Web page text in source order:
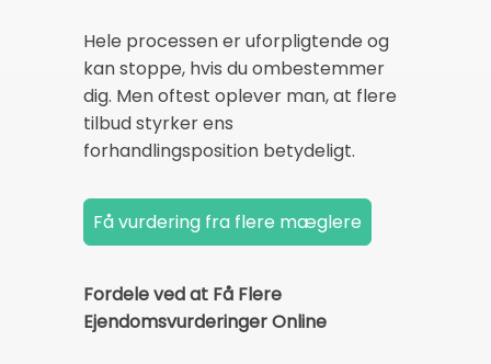
Hele processen er uforpligtende og
kan stoppe, hvis du ombestemmer
dig. Men oftest oplever man, at flere
tilbud styrker ens
forhandlingsposition betydeligt.
Fordele ved at Få Flere
Ejendomsvurderinger Online